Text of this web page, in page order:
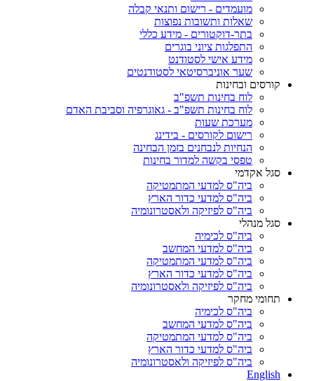
מועמדים - רישום ותנאי קבלה
שאלות ותשובות נפוצות
בתר-דוקטורים - מידע כללי
התפלגות ציוני בוגרים
מידע אישי לסטודנט
שער אוניברסיטאי לסטודנטים
קורסים ובחינות
לוח בחינות תשפ"ב
לוח בחינות תשפ"ב - גאוגרפיה וסביבת האדם
מערכת שעות
רישום לקורסים - בידינג
הנחיות לנבחנים בזמן הבחינה
טפסי בקשה למדור בחינות
סגל אקדמי
ביה"ס למדעי המתמטיקה
ביה"ס למדעי כדור הארץ
ביה"ס לפיזיקה ולאסטרונומיה
סגל מנהלי
ביה"ס לכימיה
ביה"ס למדעי המחשב
ביה"ס למדעי המתמטיקה
ביה"ס למדעי כדור הארץ
ביה"ס לפיזיקה ולאסטרונומיה
תחומי מחקר
ביה"ס לכימיה
ביה"ס למדעי המחשב
ביה"ס למדעי המתמטיקה
ביה"ס למדעי כדור הארץ
ביה"ס לפיזיקה ולאסטרונומיה
English